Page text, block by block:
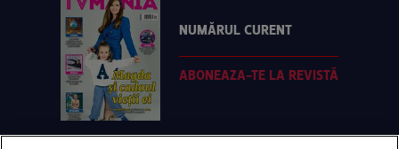
NUMĂRUL CURENT
ABONEAZA-TE LA REVISTĂ